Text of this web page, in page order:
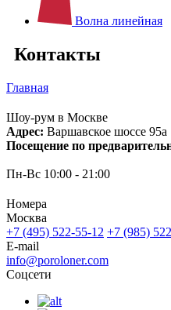
Волна линейная
Контакты
Главная
Шоу-рум в Москве
Адрес: Варшавское шоссе 95а
Посещение по
Пн-Вс 10:00 - 21:00
Номера
Москва
+7 (495) 522-55-12 +7 (985)
E-mail
info@poroloner.com
Соцсети